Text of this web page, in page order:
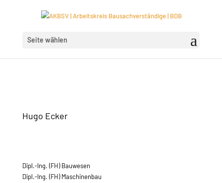
Seite wählen
Hugo Ecker
Dipl.-Ing. (FH) Bauwesen
Dipl.-Ing. (FH) Maschinenbau